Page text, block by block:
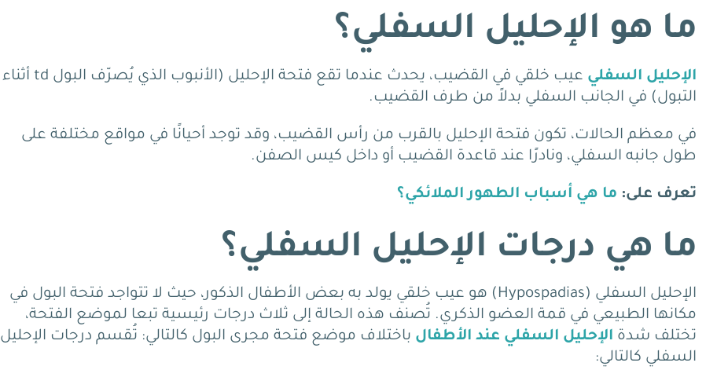
ما هو الإحليل السفلي؟
الإحليل السفلي
عيب خلقي في القضيب، يحدث عندما تقع فتحة الإحليل (الأنبوب الذي يُصرّف البول td أثناء
التبول) في الجانب السفلي بدلاً من طرف القضيب.
في معظم الحالات، تكون فتحة الإحليل بالقرب من رأس القضيب، وقد توجد أحيانًا في مواقع مختلفة على
طول جانبه السفلي، ونادرًا عند قاعدة القضيب أو داخل كيس الصفن.
تعرف على: ما هي أسباب الطهور الملائكي؟
ما هي درجات الإحليل السفلي؟
الإحليل السفلي (Hypospadias) هو عيب خلقي يولد به بعض الأطفال الذكور، حيث لا تتواجد فتحة البول في
مكانها الطبيعي في قمة العضو الذكري. تُصنف هذه الحالة إلى ثلاث درجات رئيسية تبعا لموضع الفتحة،
تختلف شدة الإحليل السفلي عند الأطفال باختلاف موضع فتحة مجرى البول كالتالي: تُقسم درجات الإحليل
السفلي كالتالي: